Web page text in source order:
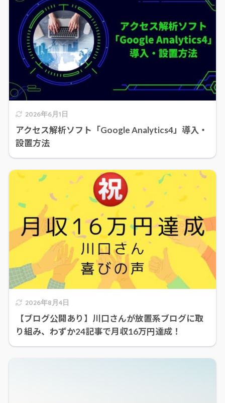
2026年6月1日
アクセス解析ソフト「Google Analytics4」導入・
設置方法
2026年8月4日
【ブログ公開あり】川口さんが放置系ブログに取
り組み、わずか24記事で月収16万円達成！